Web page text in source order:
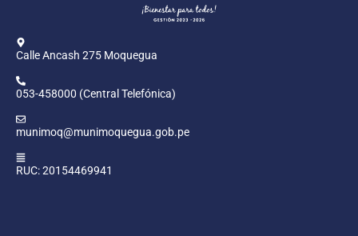
Calle Ancash 275 Moquegua
053-458000 (Central Telefónica)
munimoq@munimoquegua.gob.pe
RUC: 20154469941